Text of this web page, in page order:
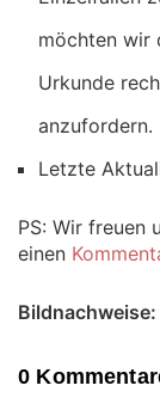
möchten wir
Urkunde
anzufordern.
Letzte
PS: Wir freuen
einen
Bildnachweise:
0